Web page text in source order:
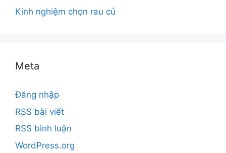
Kinh nghiệm chọn rau củ
Meta
Đăng nhập
RSS bài viết
RSS bình luận
WordPress.org